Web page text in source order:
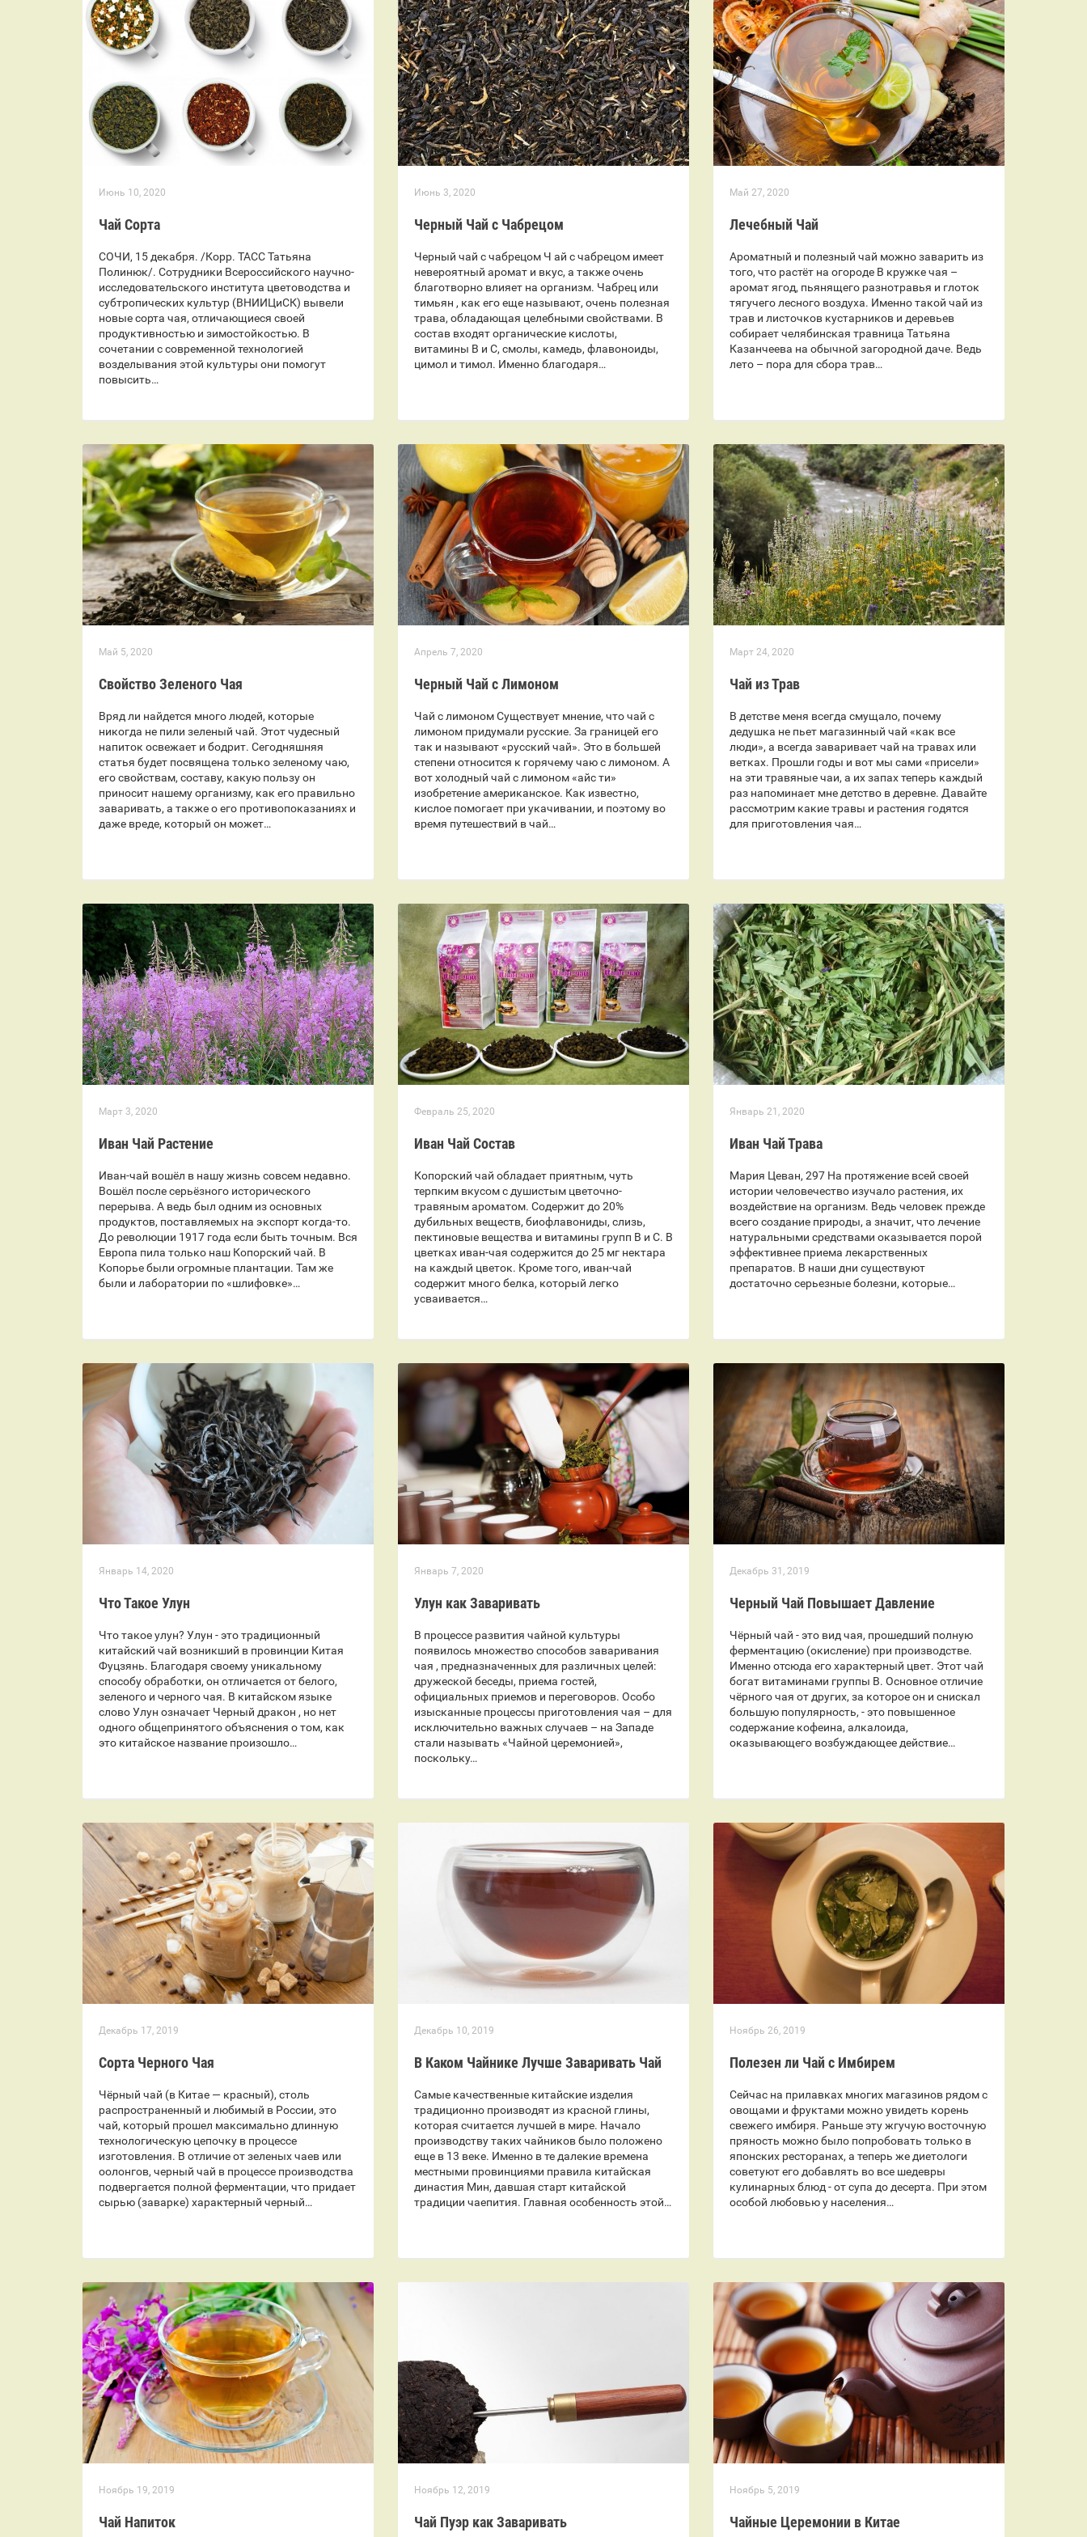
Июнь 10, 2020
Чай Сорта
СОЧИ, 15 декабря. /Корр. ТАСС Татьяна
Полинюк/. Сотрудники Всероссийского научно-
исследовательского института цветоводства и
субтропических культур (ВНИИЦиСК) вывели
новые сорта чая, отличающиеся своей
продуктивностью и зимостойкостью. В
сочетании с современной технологией
возделывания этой культуры они помогут
повысить…
Июнь 3, 2020
Черный Чай с Чабрецом
Черный чай с чабрецом Ч ай с чабрецом имеет
невероятный аромат и вкус, а также очень
благотворно влияет на организм. Чабрец или
тимьян , как его еще называют, очень полезная
трава, обладающая целебными свойствами. В
состав входят органические кислоты,
витамины В и С, смолы, камедь, флавоноиды,
цимол и тимол. Именно благодаря…
Май 27, 2020
Лечебный Чай
Ароматный и полезный чай можно заварить из
того, что растёт на огороде В кружке чая –
аромат ягод, пьянящего разнотравья и глоток
тягучего лесного воздуха. Именно такой чай из
трав и листочков кустарников и деревьев
собирает челябинская травница Татьяна
Казанчеева на обычной загородной даче. Ведь
лето – пора для сбора трав…
Май 5, 2020
Свойство Зеленого Чая
Вряд ли найдется много людей, которые
никогда не пили зеленый чай. Этот чудесный
напиток освежает и бодрит. Сегодняшняя
статья будет посвящена только зеленому чаю,
его свойствам, составу, какую пользу он
приносит нашему организму, как его правильно
заваривать, а также о его противопоказаниях и
даже вреде, который он может…
Апрель 7, 2020
Черный Чай с Лимоном
Чай с лимоном Существует мнение, что чай с
лимоном придумали русские. За границей его
так и называют «русский чай». Это в большей
степени относится к горячему чаю с лимоном. А
вот холодный чай с лимоном «айс ти»
изобретение американское. Как известно,
кислое помогает при укачивании, и поэтому во
время путешествий в чай…
Март 24, 2020
Чай из Трав
В детстве меня всегда смущало, почему
дедушка не пьет магазинный чай «как все
люди», а всегда заваривает чай на травах или
ветках. Прошли годы и вот мы сами «присели»
на эти травяные чаи, а их запах теперь каждый
раз напоминает мне детство в деревне. Давайте
рассмотрим какие травы и растения годятся
для приготовления чая…
Март 3, 2020
Иван Чай Растение
Иван-чай вошёл в нашу жизнь совсем недавно.
Вошёл после серьёзного исторического
перерыва. А ведь был одним из основных
продуктов, поставляемых на экспорт когда-то.
До революции 1917 года если быть точным. Вся
Европа пила только наш Копорский чай. В
Копорье были огромные плантации. Там же
были и лаборатории по «шлифовке»…
Февраль 25, 2020
Иван Чай Состав
Копорский чай обладает приятным, чуть
терпким вкусом с душистым цветочно-
травяным ароматом. Содержит до 20%
дубильных веществ, биофлавониды, слизь,
пектиновые вещества и витамины групп В и С. В
цветках иван-чая содержится до 25 мг нектара
на каждый цветок. Кроме того, иван-чай
содержит много белка, который легко
усваивается…
Январь 21, 2020
Иван Чай Трава
Мария Цеван, 297 На протяжение всей своей
истории человечество изучало растения, их
воздействие на организм. Ведь человек прежде
всего создание природы, а значит, что лечение
натуральными средствами оказывается порой
эффективнее приема лекарственных
препаратов. В наши дни существуют
достаточно серьезные болезни, которые…
Январь 14, 2020
Что Такое Улун
Что такое улун? Улун - это традиционный
китайский чай возникший в провинции Китая
Фуцзянь. Благодаря своему уникальному
способу обработки, он отличается от белого,
зеленого и черного чая. В китайском языке
слово Улун означает Черный дракон , но нет
одного общепринятого объяснения о том, как
это китайское название произошло…
Январь 7, 2020
Улун как Заваривать
В процессе развития чайной культуры
появилось множество способов заваривания
чая , предназначенных для различных целей:
дружеской беседы, приема гостей,
официальных приемов и переговоров. Особо
изысканные процессы приготовления чая – для
исключительно важных случаев – на Западе
стали называть «Чайной церемонией»,
поскольку…
Декабрь 31, 2019
Черный Чай Повышает Давление
Чёрный чай - это вид чая, прошедший полную
ферментацию (окисление) при производстве.
Именно отсюда его характерный цвет. Этот чай
богат витаминами группы В. Основное отличие
чёрного чая от других, за которое он и снискал
большую популярность, - это повышенное
содержание кофеина, алкалоида,
оказывающего возбуждающее действие…
Декабрь 17, 2019
Сорта Черного Чая
Чёрный чай (в Китае — красный), столь
распространенный и любимый в России, это
чай, который прошел максимально длинную
технологическую цепочку в процессе
изготовления. В отличие от зеленых чаев или
оолонгов, черный чай в процессе производства
подвергается полной ферментации, что придает
сырью (заварке) характерный черный…
Декабрь 10, 2019
В Каком Чайнике Лучше Заваривать Чай
Самые качественные китайские изделия
традиционно производят из красной глины,
которая считается лучшей в мире. Начало
производству таких чайников было положено
еще в 13 веке. Именно в те далекие времена
местными провинциями правила китайская
династия Мин, давшая старт китайской
традиции чаепития. Главная особенность этой…
Ноябрь 26, 2019
Полезен ли Чай с Имбирем
Сейчас на прилавках многих магазинов рядом с
овощами и фруктами можно увидеть корень
свежего имбиря. Раньше эту жгучую восточную
пряность можно было попробовать только в
японских ресторанах, а теперь же диетологи
советуют его добавлять во все шедевры
кулинарных блюд - от супа до десерта. При этом
особой любовью у населения…
Ноябрь 19, 2019
Чай Напиток
Ноябрь 12, 2019
Чай Пуэр как Заваривать
Ноябрь 5, 2019
Чайные Церемонии в Китае